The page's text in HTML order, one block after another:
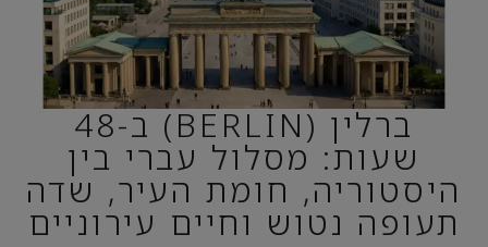
ברלין (BERLIN) ב-48
שעות: מסלול עברי בין
היסטוריה, חומת העיר, שדה
תעופה נטוש וחיים עירוניים